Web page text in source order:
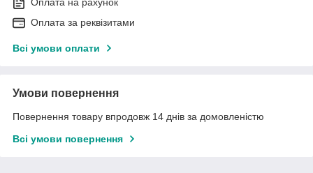
Оплата на рахунок
Оплата за реквізитами
Всі умови оплати
Умови повернення
Повернення товару впродовж 14 днів за домовленістю
Всі умови повернення